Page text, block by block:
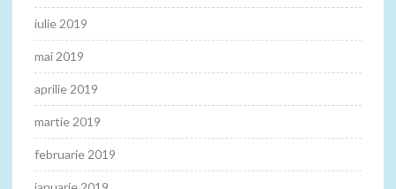
iulie 2019
mai 2019
aprilie 2019
martie 2019
februarie 2019